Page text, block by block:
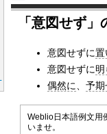
「意図せず
意図せずに置
意図せずに
偶然に
予期
Weblio日本語例文用
いませ。